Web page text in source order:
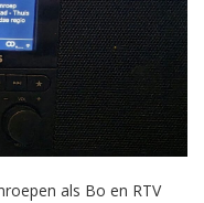
als Bo en RTV